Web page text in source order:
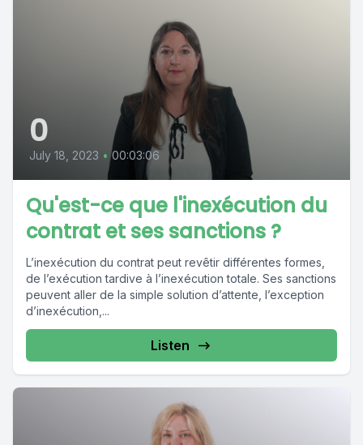
0
July 18, 2023 • 00:03:06
Qu'est-ce que l'inexécution du
contrat et ses sanctions ?
L’inexécution du contrat peut revêtir différentes formes,
de l’exécution tardive à l’inexécution totale. Ses sanctions
peuvent aller de la simple solution d’attente, l’exception
d’inexécution,...
Listen